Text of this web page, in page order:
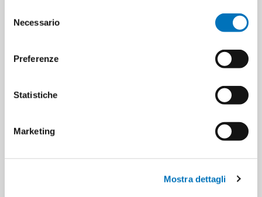
delNecessario
Preferenze
Statistiche
Marketing
Mostra dettagli
Pezzi per cartone
Cartoni per strato 0